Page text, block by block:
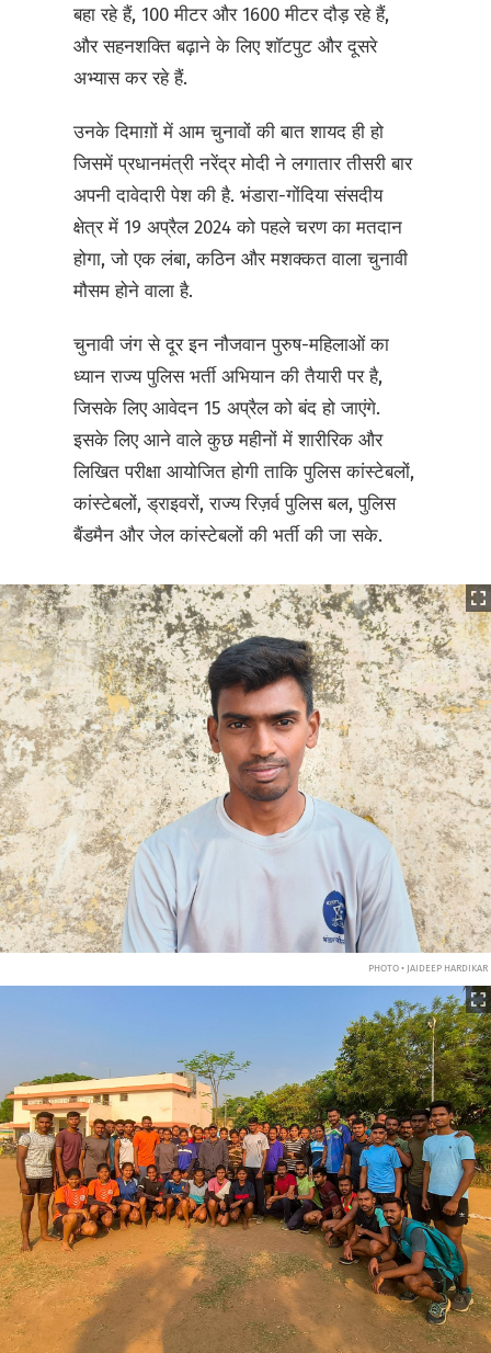
बहा रहे हैं, 100 मीटर और 1600 मीटर दौड़ रहे हैं,
और सहनशक्ति बढ़ाने के लिए शॉटपुट और दूसरे
अभ्यास कर रहे हैं.
उनके दिमाग़ों में आम चुनावों की बात शायद ही हो
जिसमें प्रधानमंत्री नरेंद्र मोदी ने लगातार तीसरी बार
अपनी दावेदारी पेश की है. भंडारा-गोंदिया संसदीय
क्षेत्र में 19 अप्रैल 2024 को पहले चरण का मतदान
होगा, जो एक लंबा, कठिन और मशक्कत वाला चुनावी
मौसम होने वाला है.
चुनावी जंग से दूर इन नौजवान पुरुष-महिलाओं का
ध्यान राज्य पुलिस भर्ती अभियान की तैयारी पर है,
जिसके लिए आवेदन 15 अप्रैल को बंद हो जाएंगे.
इसके लिए आने वाले कुछ महीनों में शारीरिक और
लिखित परीक्षा आयोजित होगी ताकि पुलिस कांस्टेबलों,
कांस्टेबलों, ड्राइवरों, राज्य रिज़र्व पुलिस बल, पुलिस
बैंडमैन और जेल कांस्टेबलों की भर्ती की जा सके.
PHOTO • JAIDEEP HARDIKAR